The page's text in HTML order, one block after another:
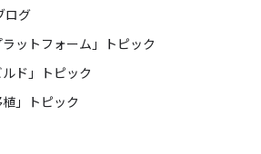
ログ
ットフォーム」トピック
ド」トピック
」トピック